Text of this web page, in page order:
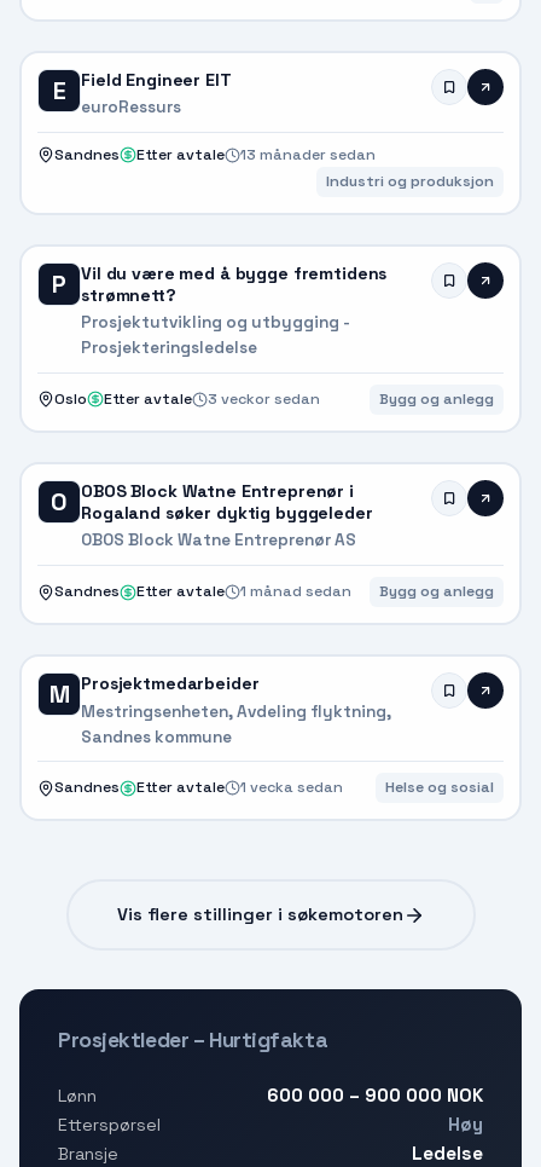
E Field Engineer EIT
euroRessurs
Sandnes Etter avtale
13 månader sedan
Industri og produksjon
P
Vil du være med å bygge fremtidens
strømnett?
Prosjektutvikling og utbygging -
Prosjekteringsledelse
Oslo Etter avtale 3 veckor sedan Bygg og anlegg
O
OBOS Block Watne Entreprenør i
Rogaland søker dyktig byggeleder
OBOS Block Watne Entreprenør AS
Sandnes Etter avtale 1 månad sedan Bygg og anlegg
M Prosjektmedarbeider
Mestringsenheten, Avdeling flyktning,
Sandnes kommune
Sandnes Etter avtale 1 vecka sedan Helse og sosial
Vis flere stillinger i søkemotoren
Prosjektleder – Hurtigfakta
Lønn 600 000 – 900 000 NOK
Etterspørsel Høy
Bransje Ledelse